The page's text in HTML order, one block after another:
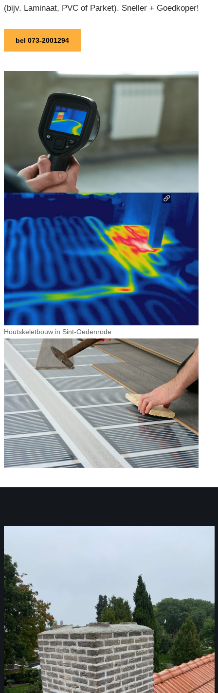
(bijv. Laminaat, PVC of Parket). Sneller + Goedkoper!
bel 073-2001294
Houtskeletbouw in Sint-Oedenrode